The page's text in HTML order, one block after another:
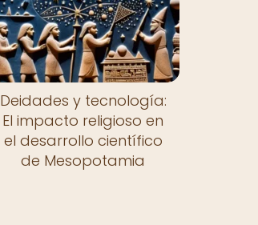
Deidades y tecnología:
El impacto religioso en
el desarrollo científico
de Mesopotamia